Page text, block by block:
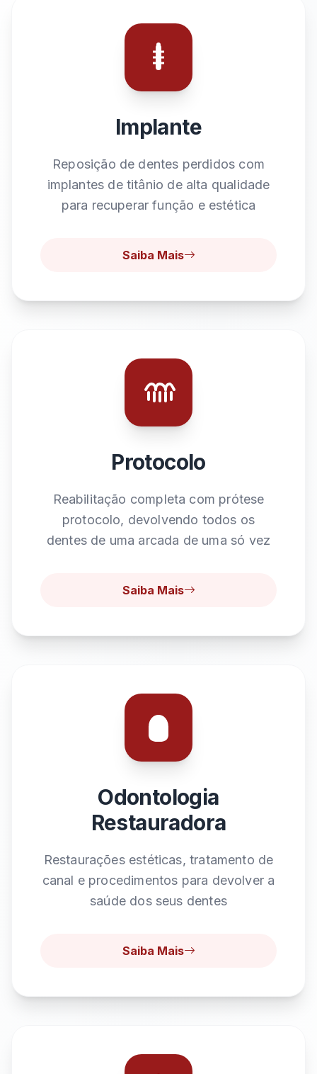
Implante
Reposição de dentes perdidos com
implantes de titânio de alta qualidade
para recuperar função e estética
Saiba Mais
Protocolo
Reabilitação completa com prótese
protocolo, devolvendo todos os
dentes de uma arcada de uma só vez
Saiba Mais
Odontologia
Restauradora
Restaurações estéticas, tratamento de
canal e procedimentos para devolver a
saúde dos seus dentes
Saiba Mais